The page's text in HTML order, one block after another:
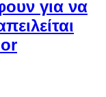
για να